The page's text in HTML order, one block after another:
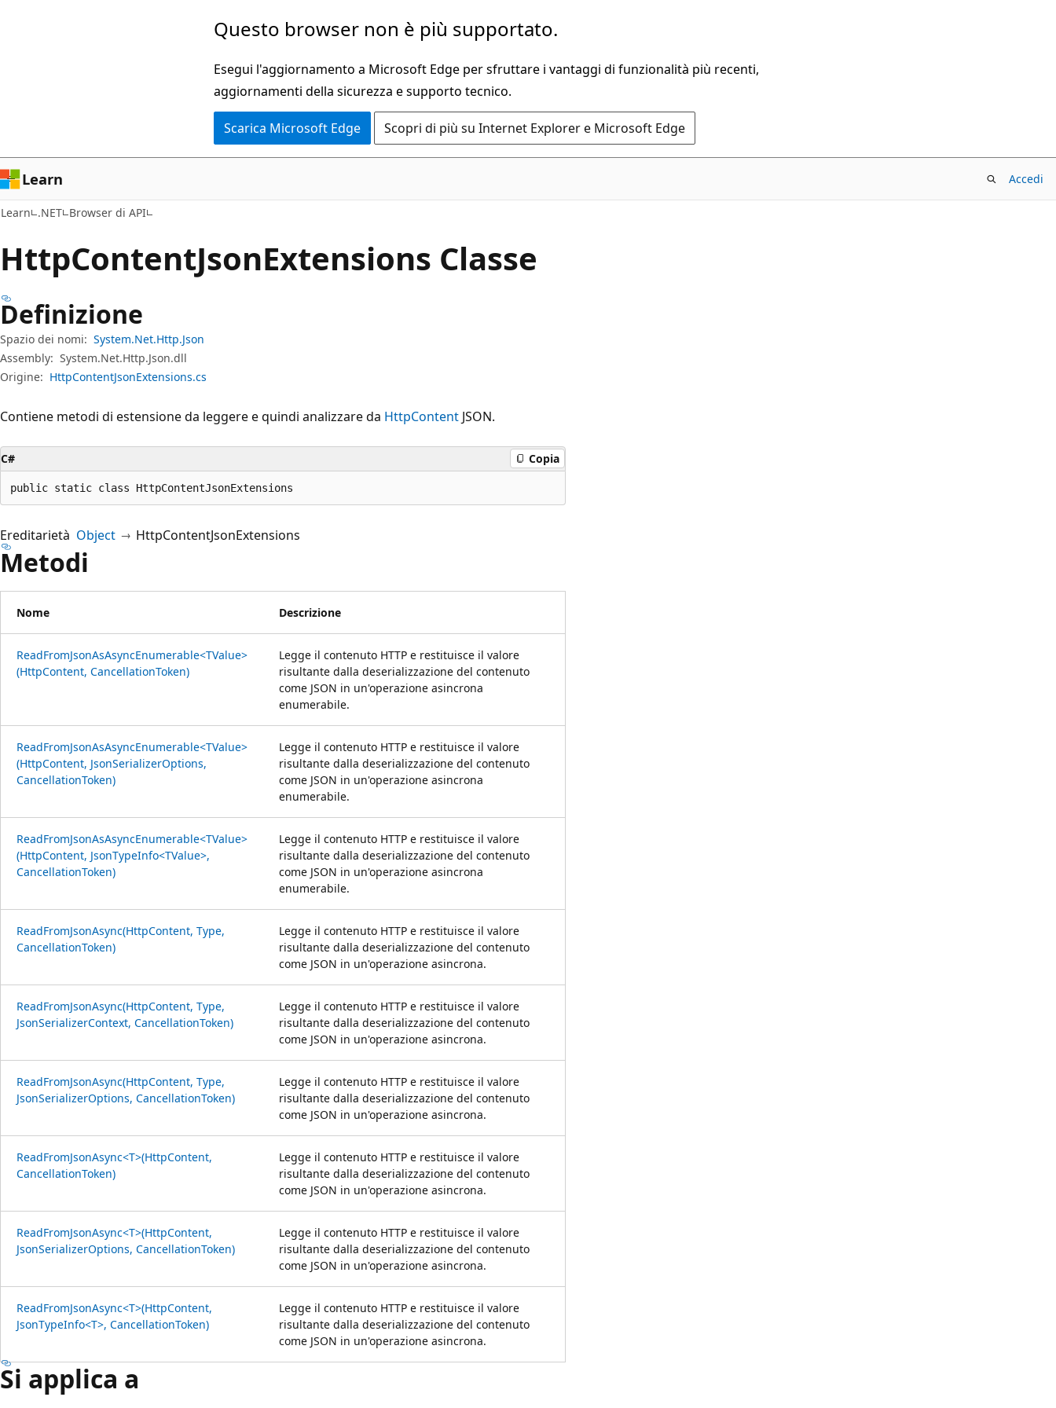
Questo browser non è più supportato.
Esegui l'aggiornamento a Microsoft Edge per sfruttare i vantaggi di funzionalità più recenti,
aggiornamenti della sicurezza e supporto tecnico.
Scarica Microsoft Edge Scopri di più su Internet Explorer e Microsoft Edge
Learn Accedi
Learn .NET Browser di API
HttpContentJsonExtensions Classe
Definizione
Spazio dei nomi: System.Net.Http.Json
Assembly: System.Net.Http.Json.dll
Origine: HttpContentJsonExtensions.cs
Contiene metodi di estensione da leggere e quindi analizzare da HttpContent JSON.
C# Copia
public static class HttpContentJsonExtensions
Ereditarietà Object HttpContentJsonExtensions
Metodi
Nome Descrizione
ReadFromJsonAsAsyncEnumerable<TValue>
(HttpContent, CancellationToken)
Legge il contenuto HTTP e restituisce il valore
risultante dalla deserializzazione del contenuto
come JSON in un'operazione asincrona
enumerabile.
ReadFromJsonAsAsyncEnumerable<TValue>
(HttpContent, JsonSerializerOptions,
CancellationToken)
Legge il contenuto HTTP e restituisce il valore
risultante dalla deserializzazione del contenuto
come JSON in un'operazione asincrona
enumerabile.
ReadFromJsonAsAsyncEnumerable<TValue>
(HttpContent, JsonTypeInfo<TValue>,
CancellationToken)
Legge il contenuto HTTP e restituisce il valore
risultante dalla deserializzazione del contenuto
come JSON in un'operazione asincrona
enumerabile.
ReadFromJsonAsync(HttpContent, Type,
CancellationToken)
Legge il contenuto HTTP e restituisce il valore
risultante dalla deserializzazione del contenuto
come JSON in un'operazione asincrona.
ReadFromJsonAsync(HttpContent, Type,
JsonSerializerContext, CancellationToken)
Legge il contenuto HTTP e restituisce il valore
risultante dalla deserializzazione del contenuto
come JSON in un'operazione asincrona.
ReadFromJsonAsync(HttpContent, Type,
JsonSerializerOptions, CancellationToken)
Legge il contenuto HTTP e restituisce il valore
risultante dalla deserializzazione del contenuto
come JSON in un'operazione asincrona.
ReadFromJsonAsync<T>(HttpContent,
CancellationToken)
Legge il contenuto HTTP e restituisce il valore
risultante dalla deserializzazione del contenuto
come JSON in un'operazione asincrona.
ReadFromJsonAsync<T>(HttpContent,
JsonSerializerOptions, CancellationToken)
Legge il contenuto HTTP e restituisce il valore
risultante dalla deserializzazione del contenuto
come JSON in un'operazione asincrona.
ReadFromJsonAsync<T>(HttpContent,
JsonTypeInfo<T>, CancellationToken)
Legge il contenuto HTTP e restituisce il valore
risultante dalla deserializzazione del contenuto
come JSON in un'operazione asincrona.
Si applica a